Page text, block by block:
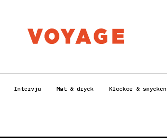
Intervju Mat & dryck Klockor & smycken